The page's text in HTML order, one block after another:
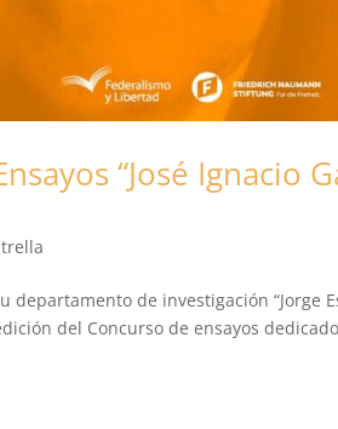
“José Ignacio
departamento de investigación “Jorge
del Concurso de ensayos dedicado